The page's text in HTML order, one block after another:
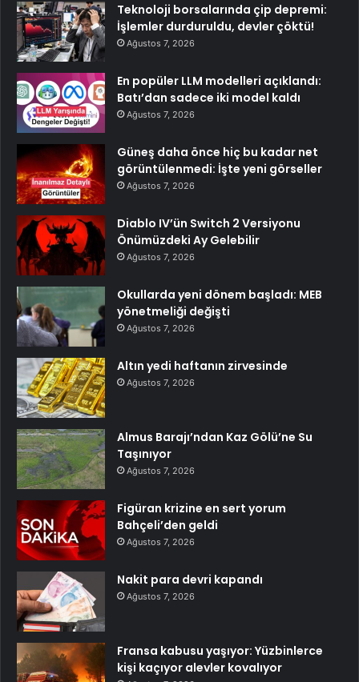
Teknoloji borsalarında çip depremi:
İşlemler durduruldu, devler çöktü!
Ağustos 7, 2026
En popüler LLM modelleri açıklandı:
Batı’dan sadece iki model kaldı
Ağustos 7, 2026
Güneş daha önce hiç bu kadar net
görüntülenmedi: İşte yeni görseller
Ağustos 7, 2026
Diablo IV’ün Switch 2 Versiyonu
Önümüzdeki Ay Gelebilir
Ağustos 7, 2026
Okullarda yeni dönem başladı: MEB
yönetmeliği değişti
Ağustos 7, 2026
Altın yedi haftanın zirvesinde
Ağustos 7, 2026
Almus Barajı’ndan Kaz Gölü’ne Su
Taşınıyor
Ağustos 7, 2026
Figüran krizine en sert yorum
Bahçeli’den geldi
Ağustos 7, 2026
Nakit para devri kapandı
Ağustos 7, 2026
Fransa kabusu yaşıyor: Yüzbinlerce
kişi kaçıyor alevler kovalıyor